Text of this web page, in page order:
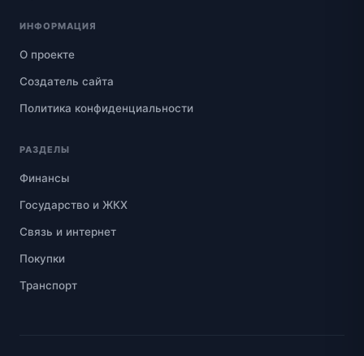
ИНФОРМАЦИЯ
О проекте
Создатель сайта
Политика конфиденциальности
РАЗДЕЛЫ
Финансы
Государство и ЖКХ
Связь и интернет
Покупки
Транспорт